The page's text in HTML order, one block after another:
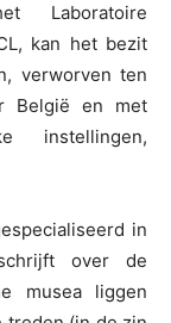
Laboratoire
kan het bezit
verworven ten
België en met
instellingen,
in
over de
musea liggen